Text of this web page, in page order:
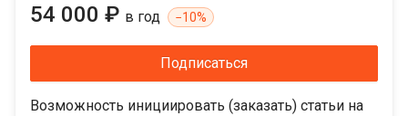
54 000 ₽ в год −10%
Подписаться
Возможность инициировать (заказать) статьи на